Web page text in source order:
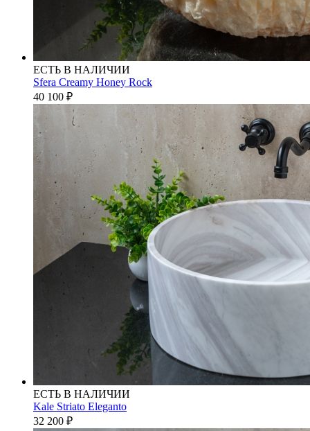
ЕСТЬ В НАЛИЧИИ
Sfera Creamy Honey Rock
40 100 ₽
ЕСТЬ В НАЛИЧИИ
Kale Striato Eleganto
32 200 ₽